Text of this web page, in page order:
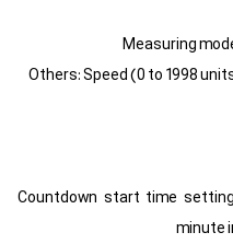
Measuring
Others: Speed (0 to 1998
Countdown start time
minute